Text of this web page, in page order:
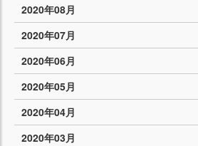
2020年08月
2020年07月
2020年06月
2020年05月
2020年04月
2020年03月